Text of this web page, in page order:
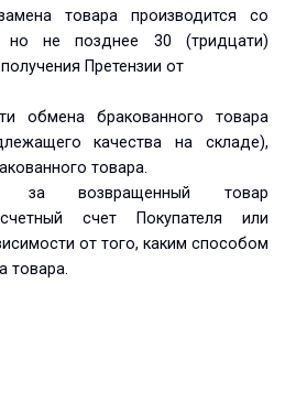
товара производится со
но не позднее 30 (тридцати)
Претензии от
обмена бракованного товара
качества на складе),
товара.
за возвращенный товар
счет Покупателя или
от того, каким способом
товара.